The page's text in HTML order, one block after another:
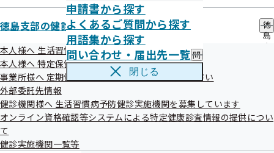
申請書から探す
よくあるご質問から探す
用語集から探す
問い合わせ・届出先一覧 問
い
せ
・
届
閉じる
徳島支部の健診・保健指導のご案内
徳
島
保
健
本人様へ 生活習慣病予防健診のご案内
本人様へ 特定保健指導のご案内
事業所様へ 定期健康診断結果の提供にご協力ください
外部委託先情報
健診機関様へ 生活習慣病予防健診実施機関を募集しています
オンライン資格確認等システムによる特定健康診査情報の提供につい
て
健診実施機関一覧等
インターネットから医療費の照会
が可能です！
平成29年05月15日
毎年、協会けんぽでは加入者の皆様が医療機関を受診された
費用等についてお知らせする「医療費のお知らせ」を送付し
ておりますが、インターネットからも医療費情報の照会が可